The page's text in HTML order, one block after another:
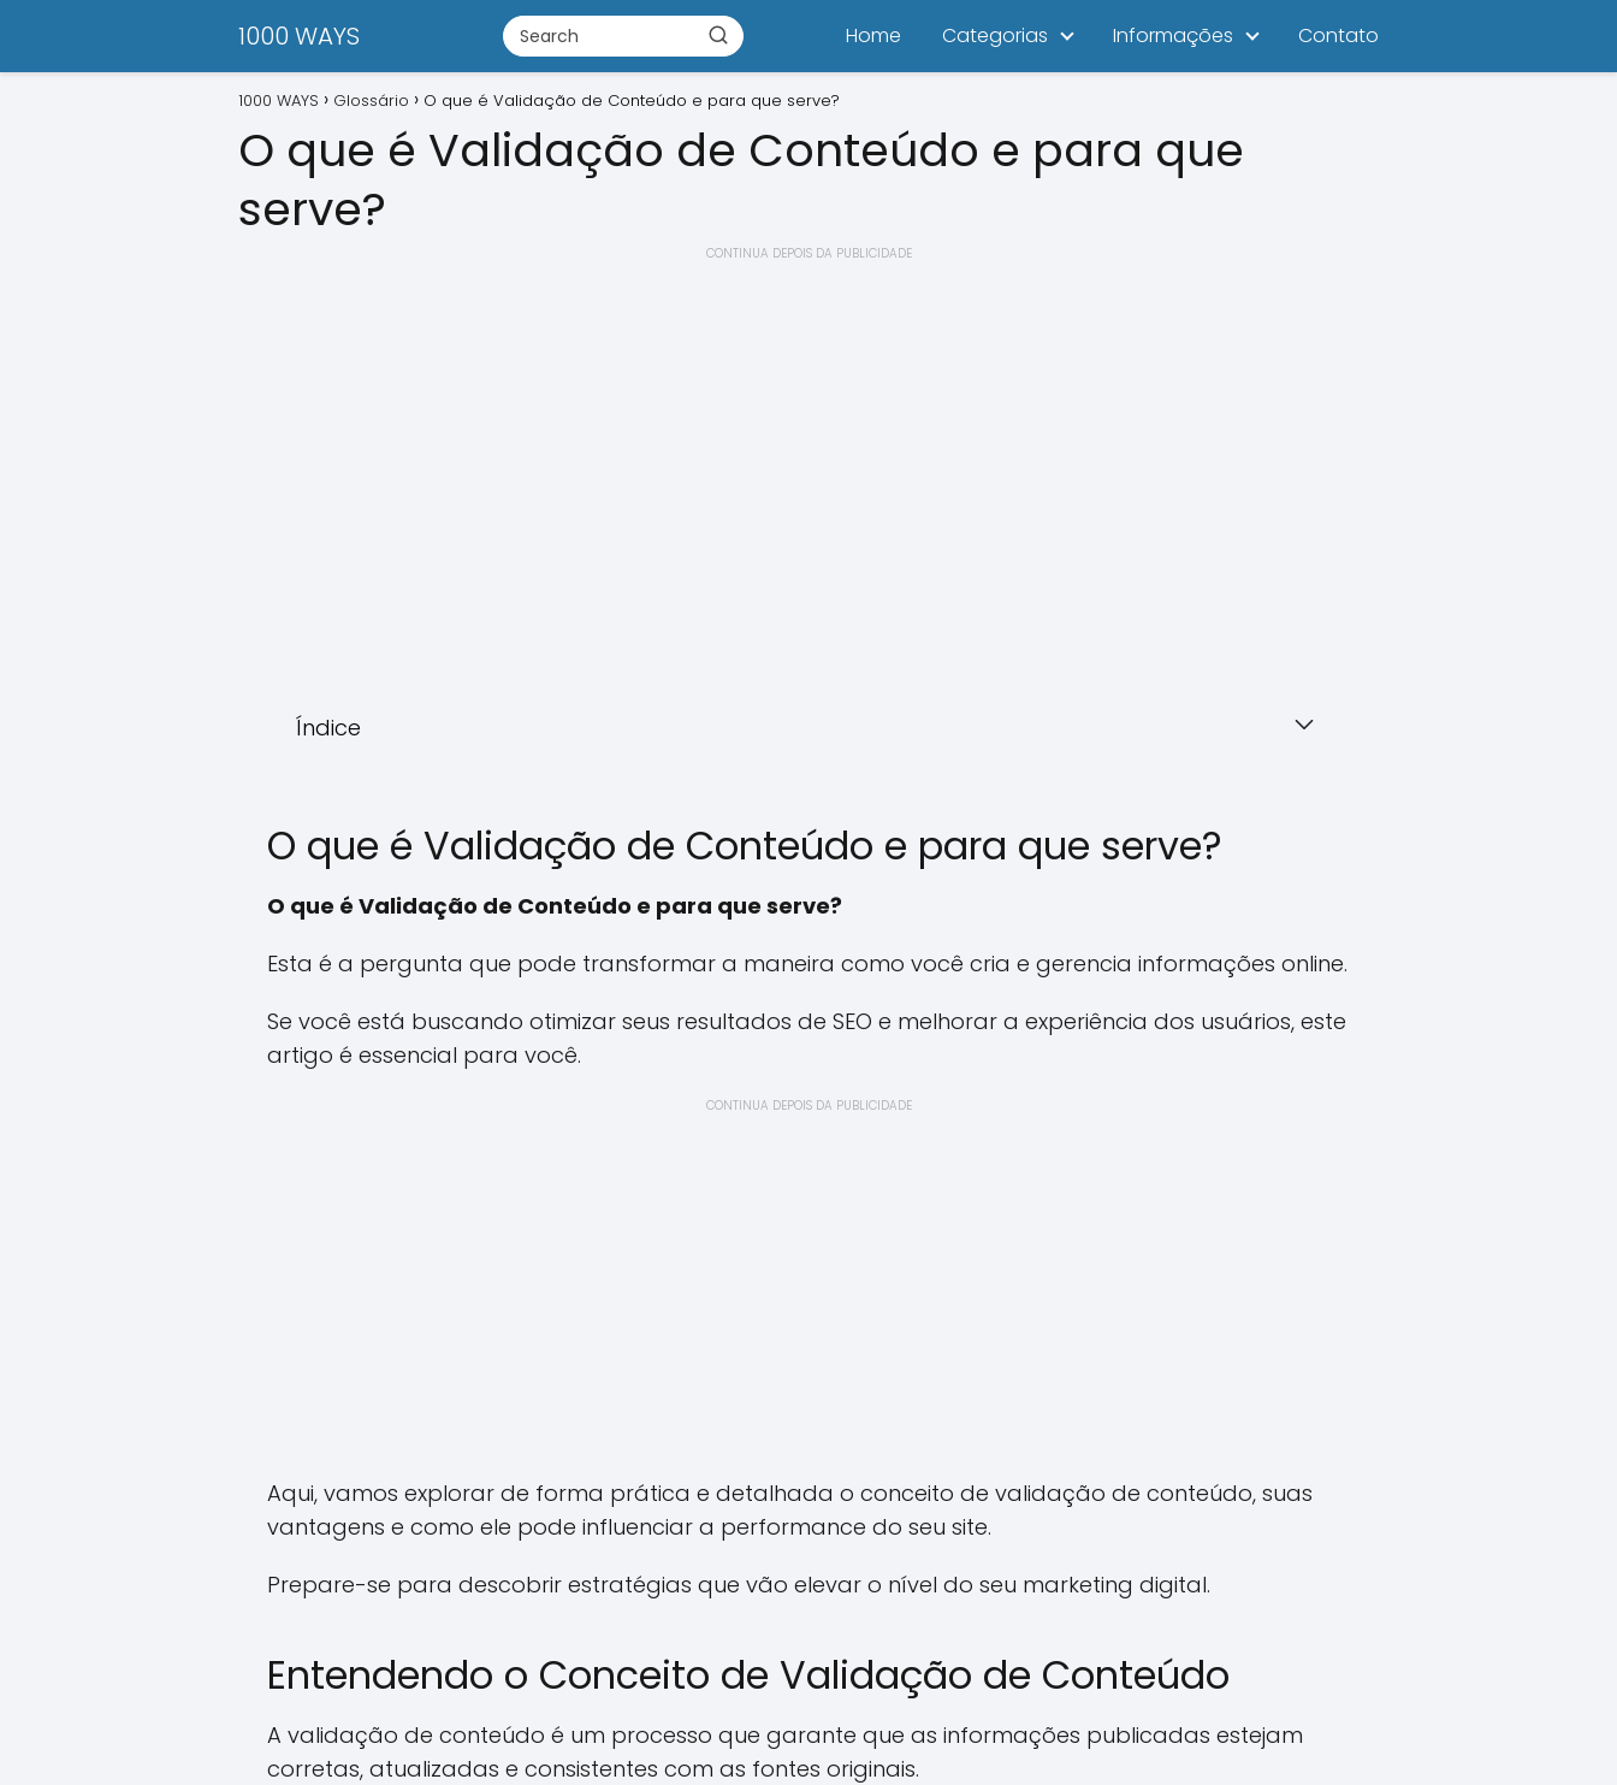
1000 WAYS Home Categorias Informações Contato
1000 WAYS Glossário O que é Validação de Conteúdo e para que serve?
O que é Validação de Conteúdo e para que
serve?
CONTINUA DEPOIS DA PUBLICIDADE
Índice
O que é Validação de Conteúdo e para que serve?
O que é Validação de Conteúdo e para que serve?
Esta é a pergunta que pode transformar a maneira como você cria e gerencia informações online.
Se você está buscando otimizar seus resultados de SEO e melhorar a experiência dos usuários, este
artigo é essencial para você.
CONTINUA DEPOIS DA PUBLICIDADE
Aqui, vamos explorar de forma prática e detalhada o conceito de validação de conteúdo, suas
vantagens e como ele pode influenciar a performance do seu site.
Prepare-se para descobrir estratégias que vão elevar o nível do seu marketing digital.
Entendendo o Conceito de Validação de Conteúdo
A validação de conteúdo é um processo que garante que as informações publicadas estejam
corretas, atualizadas e consistentes com as fontes originais.